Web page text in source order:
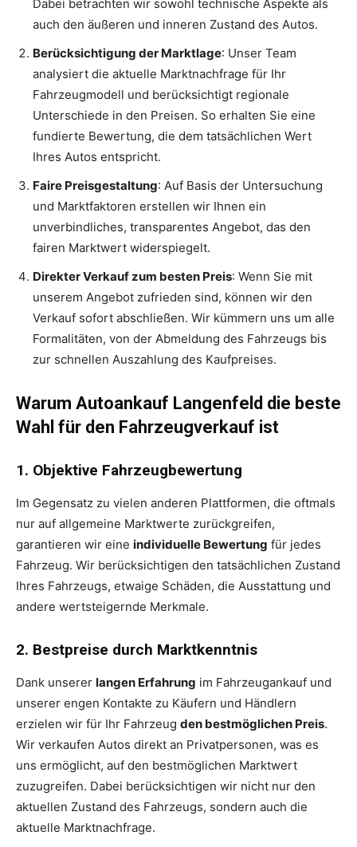
Dabei betrachten wir sowohl technische Aspekte als
auch den äußeren und inneren Zustand des Autos.
Berücksichtigung der Marktlage: Unser Team
analysiert die aktuelle Marktnachfrage für Ihr
Fahrzeugmodell und berücksichtigt regionale
Unterschiede in den Preisen. So erhalten Sie eine
fundierte Bewertung, die dem tatsächlichen Wert
Ihres Autos entspricht.
Faire Preisgestaltung: Auf Basis der Untersuchung
und Marktfaktoren erstellen wir Ihnen ein
unverbindliches, transparentes Angebot, das den
fairen Marktwert widerspiegelt.
Direkter Verkauf zum besten Preis: Wenn Sie mit
unserem Angebot zufrieden sind, können wir den
Verkauf sofort abschließen. Wir kümmern uns um alle
Formalitäten, von der Abmeldung des Fahrzeugs bis
zur schnellen Auszahlung des Kaufpreises.
Warum Autoankauf Langenfeld die beste
Wahl für den Fahrzeugverkauf ist
1. Objektive Fahrzeugbewertung
Im Gegensatz zu vielen anderen Plattformen, die oftmals
nur auf allgemeine Marktwerte zurückgreifen,
garantieren wir eine individuelle Bewertung für jedes
Fahrzeug. Wir berücksichtigen den tatsächlichen Zustand
Ihres Fahrzeugs, etwaige Schäden, die Ausstattung und
andere wertsteigernde Merkmale.
2. Bestpreise durch Marktkenntnis
Dank unserer langen Erfahrung im Fahrzeugankauf und
unserer engen Kontakte zu Käufern und Händlern
erzielen wir für Ihr Fahrzeug den bestmöglichen Preis.
Wir verkaufen Autos direkt an Privatpersonen, was es
uns ermöglicht, auf den bestmöglichen Marktwert
zuzugreifen. Dabei berücksichtigen wir nicht nur den
aktuellen Zustand des Fahrzeugs, sondern auch die
aktuelle Marktnachfrage.